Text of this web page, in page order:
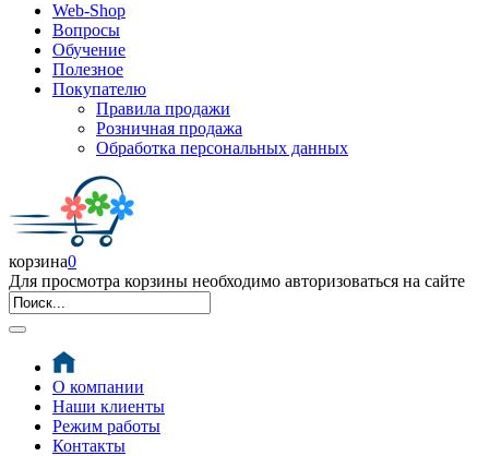
Web-Shop
Вопросы
Обучение
Полезное
Покупателю
Правила продажи
Розничная продажа
Обработка персональных данных
корзина0
Для просмотра корзины необходимо авторизоваться на сайте
О компании
Наши клиенты
Режим работы
Контакты